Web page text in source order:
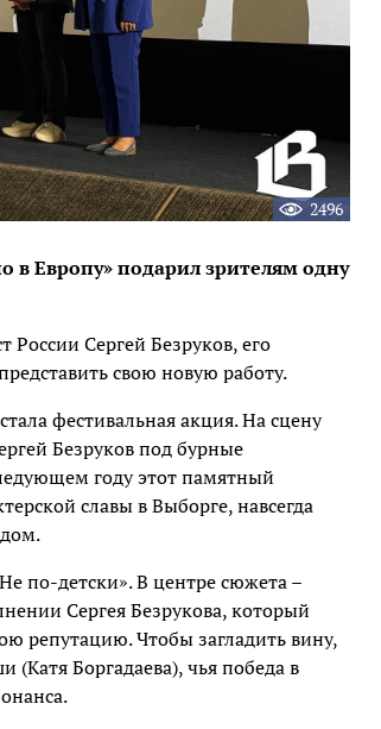
2496
в Европу» подарил зрителям одну
Сергей Безруков, его
свою новую работу.
фестивальная акция. На сцену
Безруков под бурные
году этот памятный
славы в Выборге, навсегда
по-детски». В центре сюжета –
Сергея Безрукова, который
репутацию. Чтобы загладить вину,
Боргадаева), чья победа в